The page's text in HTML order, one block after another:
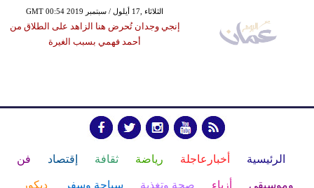
GMT 00:54 2019 الثلاثاء ,17 أيلول / سبتمبر
إنجي وجدان تُحرض هنا الزاهد على الطلاق من
أحمد فهمي بسبب الغيرة
الرئيسية أخبارعاجلة رياضة ثقافة إقتصاد فن
وموسيقى أزياء صحة وتغذية سياحة وسفر ديكور